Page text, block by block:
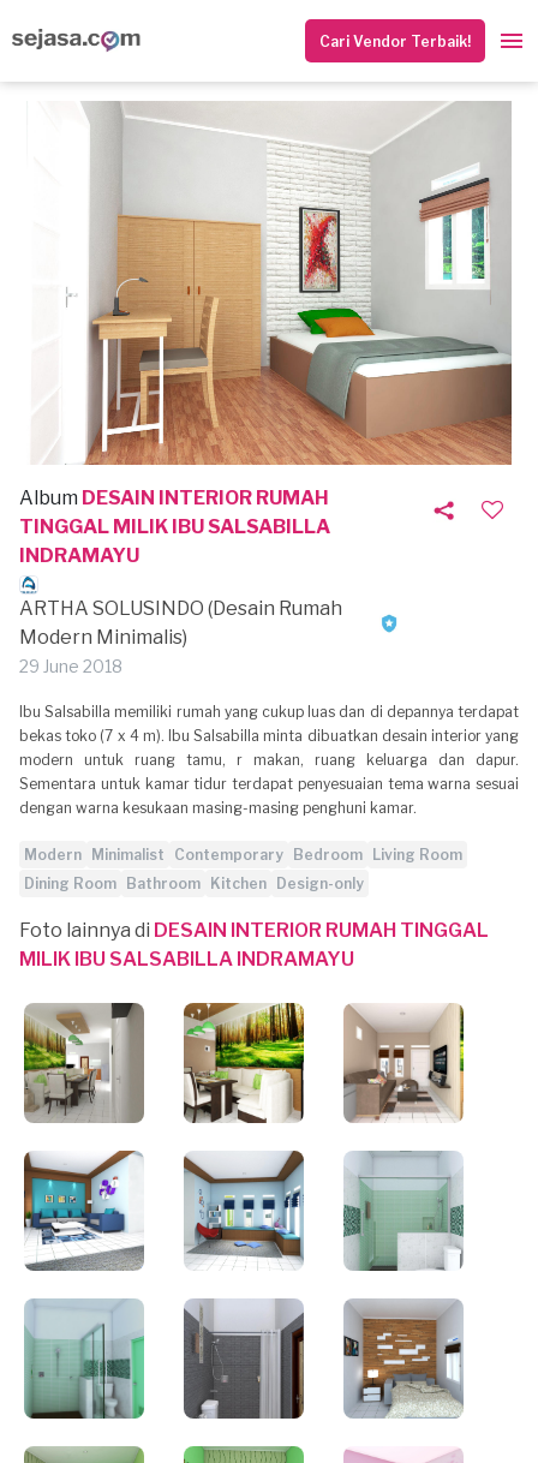
Cari Vendor Terbaik!
Album DESAIN INTERIOR RUMAH
TINGGAL MILIK IBU SALSABILLA
INDRAMAYU
ARTHA SOLUSINDO (Desain Rumah
Modern Minimalis)
29 June 2018
Ibu Salsabilla memiliki rumah yang cukup luas dan di depannya terdapat
bekas toko (7 x 4 m). Ibu Salsabilla minta dibuatkan desain interior yang
modern untuk ruang tamu, r makan, ruang keluarga dan dapur.
Sementara untuk kamar tidur terdapat penyesuaian tema warna sesuai
dengan warna kesukaan masing-masing penghuni kamar.
Modern Minimalist Contemporary Bedroom
Living Room
Dining Room
Bathroom Kitchen Design-only
Foto lainnya di DESAIN INTERIOR RUMAH TINGGAL
MILIK IBU SALSABILLA INDRAMAYU